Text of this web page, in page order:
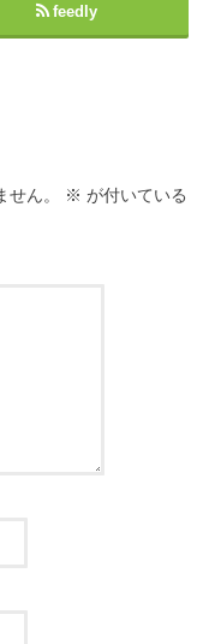
feedly
ん。 ※ が付いている